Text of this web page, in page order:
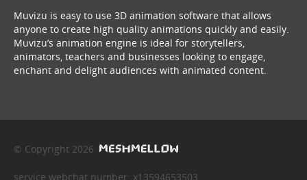
Muvizu is easy to use 3D animation software that allows
anyone to create high quality animations quickly and easily.
Muvizu’s animation engine is ideal for storytellers,
animators, teachers and businesses looking to engage,
enchant and delight audiences with animated content.
© Copyright 2026
service webchat number: x13594653503